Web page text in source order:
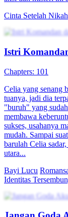
Bos yang
83 Episodes
Putri Ayu harus
demi warisan
kilat dengan Fajar
kecilnya. Di tengah
keluarga, Putri Ayu